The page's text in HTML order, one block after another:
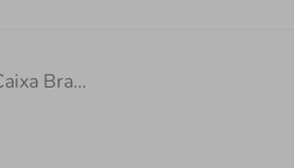
Quadro Posições Yoga Asanas Chart 43x30 Caixa Branco